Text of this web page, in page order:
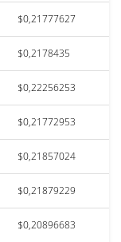
$0,21777627
$0,2178435
$0,22256253
$0,21772953
$0,21857024
$0,21879229
$0,20896683